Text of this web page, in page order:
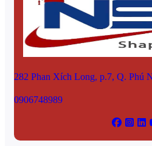
282 Phan Xích Long, p.7, Q. Phú
0906748989